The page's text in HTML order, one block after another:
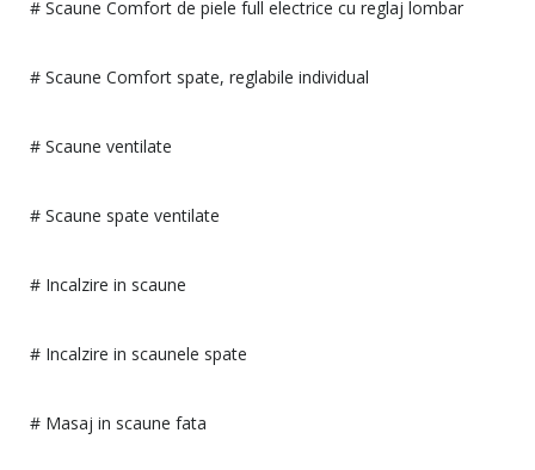
# Scaune Comfort de piele full electrice cu reglaj lombar
# Scaune Comfort spate, reglabile individual
# Scaune ventilate
# Scaune spate ventilate
# Incalzire in scaune
# Incalzire in scaunele spate
# Masaj in scaune fata